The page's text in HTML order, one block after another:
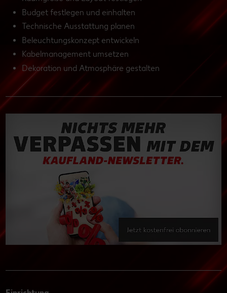
Budget festlegen und einhalten
Technische Ausstattung planen
Beleuchtungskonzept entwickeln
Kabelmanagement umsetzen
Dekoration und Atmosphäre gestalten